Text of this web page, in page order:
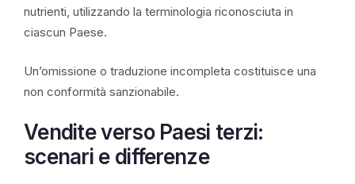
nutrienti, utilizzando la terminologia riconosciuta in
ciascun Paese.
Un’omissione o traduzione incompleta costituisce una
non conformità sanzionabile.
Vendite verso Paesi terzi:
scenari e differenze